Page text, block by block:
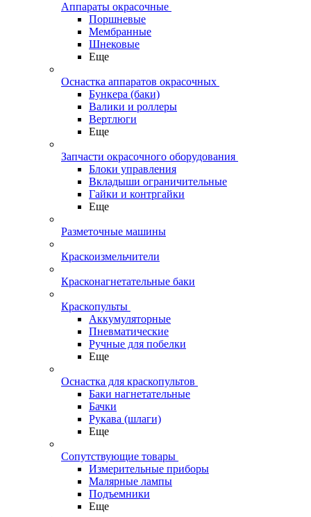
Аппараты окрасочные
Поршневые
Мембранные
Шнековые
Еще
Оснастка аппаратов окрасочных
Бункера (баки)
Валики и роллеры
Вертлюги
Еще
Запчасти окрасочного оборудования
Блоки управления
Вкладыши ограничительные
Гайки и контргайки
Еще
Разметочные машины
Краскоизмельчители
Красконагнетательные баки
Краскопульты
Аккумуляторные
Пневматические
Ручные для побелки
Еще
Оснастка для краскопультов
Баки нагнетательные
Бачки
Рукава (шлаги)
Еще
Сопутствующие товары
Измерительные приборы
Малярные лампы
Подъемники
Еще